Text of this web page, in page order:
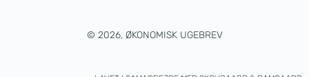
© 2026, ØKONOMISK UGEBREV